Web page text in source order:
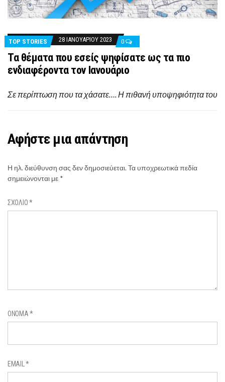
TOP STORIES 28 ΙΑΝΟΥΑΡΊΟΥ 2023 0
Τα θέματα που εσείς ψηφίσατε ως τα πιο
ενδιαφέροντα τον Ιανουάριο
Σε περίπτωση που τα χάσατε…. Η πιθανή υποψηφιότητα του
Αφήστε μια απάντηση
Η ηλ. διεύθυνση σας δεν δημοσιεύεται.Τα υποχρεωτικά πεδία
σημειώνονται με *
ΣΧΌΛΙΟ*
ΌΝΟΜΑ*
EMAIL*